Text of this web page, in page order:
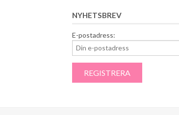
NYHETSBREV
E-postadress: